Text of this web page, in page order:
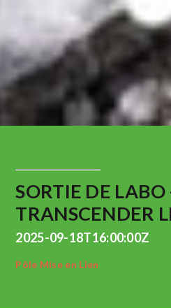
SORTIE DE LABO
TRANSCENDER
2025-09-18T16:00:00Z
Pôle Mise en Lien